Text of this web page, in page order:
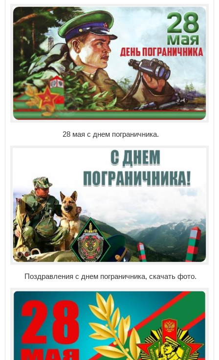
28 мая с днем пограничника.
Поздравления с днем пограничника, скачать фото.